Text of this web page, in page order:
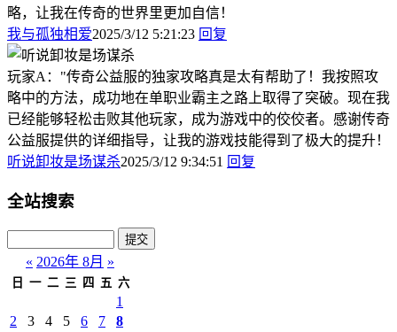
略，让我在传奇的世界里更加自信！
我与孤独相爱2025/3/12 5:21:23 回复
玩家A："传奇公益服的独家攻略真是太有帮助了！我按照攻
略中的方法，成功地在单职业霸主之路上取得了突破。现在我
已经能够轻松击败其他玩家，成为游戏中的佼佼者。感谢传奇
公益服提供的详细指导，让我的游戏技能得到了极大的提升！
听说卸妆是场谋杀2025/3/12 9:34:51 回复
全站搜索
« 2026年 8月 »
日 一 二 三 四 五 六
1
2
3 4 5 6 7
8